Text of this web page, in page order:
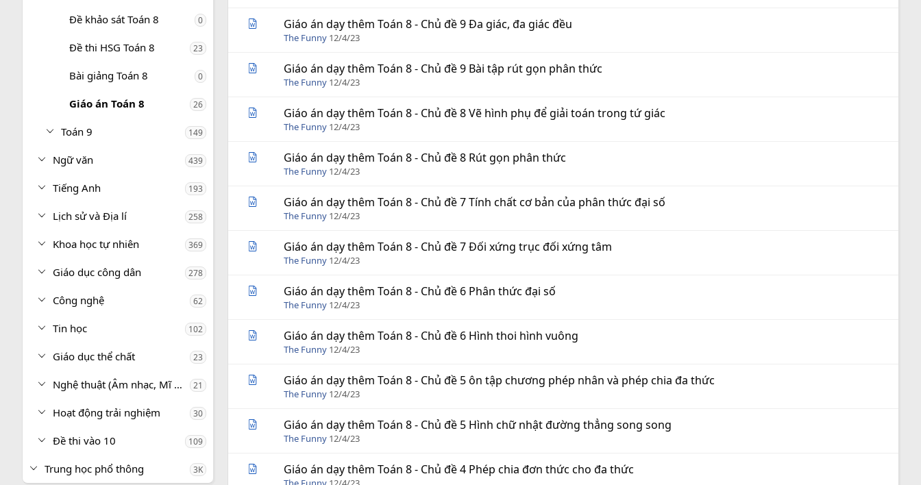
Đề khảo sát Toán 8 0
Đề thi HSG Toán 8 23
Bài giảng Toán 8 0
Giáo án Toán 8 26
Toán 9 149
Ngữ văn 439
Tiếng Anh 193
Lịch sử và Địa lí 258
Khoa học tự nhiên 369
Giáo dục công dân 278
Công nghệ 62
Tin học 102
Giáo dục thể chất 23
Nghệ thuật (Âm nhạc, Mĩ thuật) 21
Hoạt động trải nghiệm 30
Đề thi vào 10 109
Trung học phổ thông 3K
Giáo án dạy thêm Toán 8 - Chủ đề 9 Đa giác, đa giác đều
The Funny 12/4/23
Giáo án dạy thêm Toán 8 - Chủ đề 9 Bài tập rút gọn phân thức
The Funny 12/4/23
Giáo án dạy thêm Toán 8 - Chủ đề 8 Vẽ hình phụ để giải toán trong tứ giác
The Funny 12/4/23
Giáo án dạy thêm Toán 8 - Chủ đề 8 Rút gọn phân thức
The Funny 12/4/23
Giáo án dạy thêm Toán 8 - Chủ đề 7 Tính chất cơ bản của phân thức đại số
The Funny 12/4/23
Giáo án dạy thêm Toán 8 - Chủ đề 7 Đối xứng trục đối xứng tâm
The Funny 12/4/23
Giáo án dạy thêm Toán 8 - Chủ đề 6 Phân thức đại số
The Funny 12/4/23
Giáo án dạy thêm Toán 8 - Chủ đề 6 Hình thoi hình vuông
The Funny 12/4/23
Giáo án dạy thêm Toán 8 - Chủ đề 5 ôn tập chương phép nhân và phép chia đa thức
The Funny 12/4/23
Giáo án dạy thêm Toán 8 - Chủ đề 5 Hình chữ nhật đường thẳng song song
The Funny 12/4/23
Giáo án dạy thêm Toán 8 - Chủ đề 4 Phép chia đơn thức cho đa thức